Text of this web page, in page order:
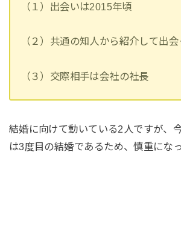
（１）出会いは2015年頃
（２）共通の知人から紹介して出会
（３）交際相手は会社の社長
結婚に向けて動いている2人ですが、
は3度目の結婚であるため、慎重にな